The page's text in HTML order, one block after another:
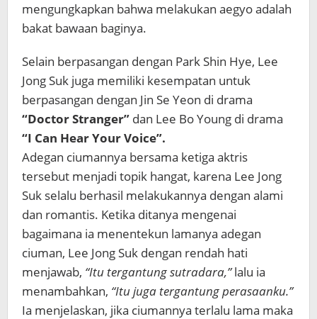
mengungkapkan bahwa melakukan aegyo adalah
bakat bawaan baginya.
Selain berpasangan dengan Park Shin Hye, Lee
Jong Suk juga memiliki kesempatan untuk
berpasangan dengan Jin Se Yeon di drama
“Doctor Stranger” dan Lee Bo Young di drama
“I Can Hear Your Voice”.
Adegan ciumannya bersama ketiga aktris
tersebut menjadi topik hangat, karena Lee Jong
Suk selalu berhasil melakukannya dengan alami
dan romantis. Ketika ditanya mengenai
bagaimana ia menentekun lamanya adegan
ciuman, Lee Jong Suk dengan rendah hati
menjawab, “Itu tergantung sutradara,”lalu ia
menambahkan, “Itu juga tergantung perasaanku.”
Ia menjelaskan, jika ciumannya terlalu lama maka